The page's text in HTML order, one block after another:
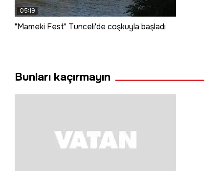
05:19
"Mameki Fest" Tunceli'de coşkuyla başladı
Bunları kaçırmayın